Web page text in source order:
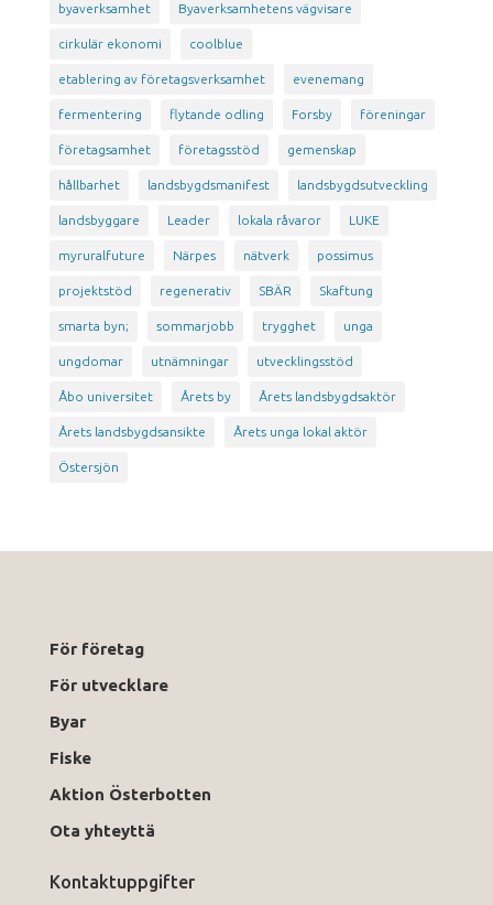
byaverksamhet Byaverksamhetens vägvisare
cirkulär ekonomi coolblue
etablering av företagsverksamhet evenemang
fermentering flytande odling Forsby föreningar
företagsamhet företagsstöd gemenskap
hållbarhet landsbygdsmanifest landsbygdsutveckling
landsbyggare Leader lokala råvaror LUKE
myruralfuture Närpes nätverk possimus
projektstöd regenerativ SBÄR Skaftung
smarta byn; sommarjobb trygghet unga
ungdomar utnämningar utvecklingsstöd
Åbo universitet Årets by Årets landsbygdsaktör
Årets landsbygdsansikte Årets unga lokal aktör
Östersjön
För företag
För utvecklare
Byar
Fiske
Aktion Österbotten
Ota yhteyttä
Kontaktuppgifter